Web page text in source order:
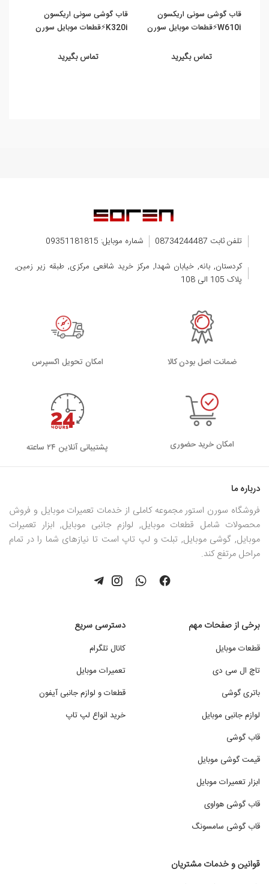
قاب گوشی سونی اریکسون
W610i⚡️قطعات موبایل سورن
تماس بگیرید
قاب گوشی سونی اریکسون
K320i⚡️قطعات موبایل سورن
تماس بگیرید
تلفن ثابت 08734244487
شماره موبایل: 09351181815
کردستان, بانه, خیابان شهدا, مرکز خرید شافعی مرکزی, طبقه زیر زمین,
پلاک 105 الی 108
ضمانت اصل بودن کالا اﻣﮑﺎن ﺗﺤﻮﯾﻞ اﮐﺴﭙﺮس
امکان خرید حضوری پشتیبانی آنلاین ۲۴ ساعته
درباره ما
فروشگاه سورن استور مجموعه کاملی از خدمات تعمیرات موبایل و فروش
محصولات شامل قطعات موبایل, لوازم جانبی موبایل, ابزار تعمیرات
موبایل, گوشی موبایل, تبلت و لپ تاپ است تا نیازهای شما را در تمام
مراحل مرتفع کند.
برخی از صفحات مهم
قطعات موبایل
تاچ ال سی دی
باتری گوشی
لوازم جانبی موبایل
قاب گوشی
قیمت گوشی موبایل
ابزار تعمیرات موبایل
قاب گوشی هواوی
قاب گوشی سامسونگ
دسترسی سریع
کانال تلگرام
تعمیرات موبایل
قطعات و لوازم جانبی آیفون
خرید انواع لپ تاپ
قوانین و خدمات مشتریان